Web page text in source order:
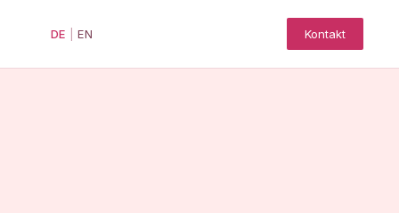
DE EN Kontakt